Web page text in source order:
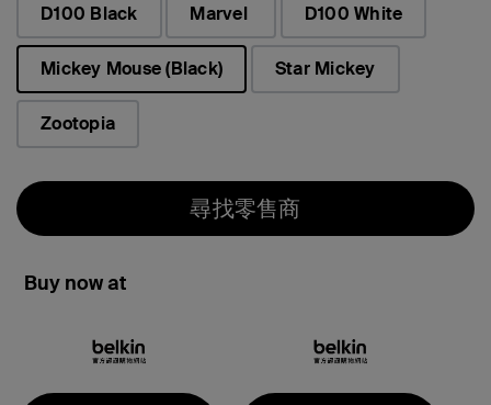
D100 Black
Marvel D100 White
Mickey Mouse (Black)
已選取
Star Mickey
Zootopia
尋找零售商
Buy now at